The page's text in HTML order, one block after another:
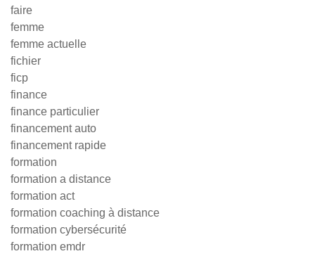
faire
femme
femme actuelle
fichier
ficp
finance
finance particulier
financement auto
financement rapide
formation
formation a distance
formation act
formation coaching à distance
formation cybersécurité
formation emdr